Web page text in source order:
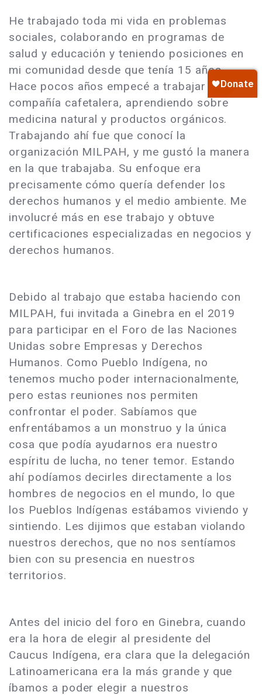
He trabajado toda mi vida en problemas
sociales, colaborando en programas de
salud y educación y teniendo posiciones en
mi comunidad desde que tenía 15 años.
Hace pocos años empecé a trabajar en una
compañía cafetalera, aprendiendo sobre
medicina natural y productos orgánicos.
Trabajando ahí fue que conocí la
organización MILPAH, y me gustó la manera
en la que trabajaba. Su enfoque era
precisamente cómo quería defender los
derechos humanos y el medio ambiente. Me
involucré más en ese trabajo y obtuve
certificaciones especializadas en negocios y
derechos humanos.
Debido al trabajo que estaba haciendo con
MILPAH, fui invitada a Ginebra en el 2019
para participar en el Foro de las Naciones
Unidas sobre Empresas y Derechos
Humanos. Como Pueblo Indígena, no
tenemos mucho poder internacionalmente,
pero estas reuniones nos permiten
confrontar el poder. Sabíamos que
enfrentábamos a un monstruo y la única
cosa que podía ayudarnos era nuestro
espíritu de lucha, no tener temor. Estando
ahí podíamos decirles directamente a los
hombres de negocios en el mundo, lo que
los Pueblos Indígenas estábamos viviendo y
sintiendo. Les dijimos que estaban violando
nuestros derechos, que no nos sentíamos
bien con su presencia en nuestros
territorios.
Antes del inicio del foro en Ginebra, cuando
era la hora de elegir al presidente del
Caucus Indígena, era clara que la delegación
Latinoamericana era la más grande y que
íbamos a poder elegir a nuestros